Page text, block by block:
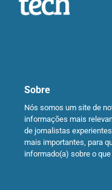
Sobre
Nós somos um site de
informações mais
de jornalistas
mais importantes, para
informado(a) sobre o